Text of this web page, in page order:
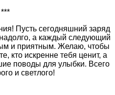
***
Пусть сегодняшний заряд
а каждый следующий
и приятным. Желаю, чтобы
кто искренне тебя ценит, а
поводы для улыбки. Всего
и светлого!